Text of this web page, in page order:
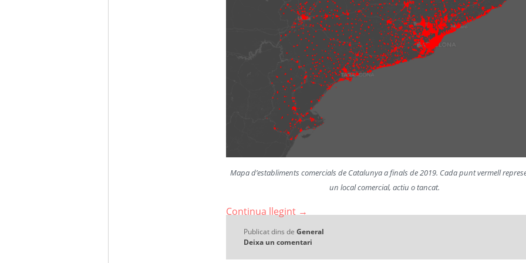
Mapa d’establiments comercials de Catalunya a finals de 2019. Cada punt vermell
un local comercial, actiu o tancat.
Continua llegint →
Publicat dins de General
Deixa un comentari